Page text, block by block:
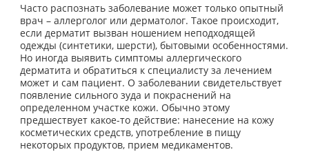
Часто распознать заболевание может только опытный
врач – аллерголог или дерматолог. Такое происходит,
если дерматит вызван ношением неподходящей
одежды (синтетики, шерсти), бытовыми особенностями.
Но иногда выявить симптомы аллергического
дерматита и обратиться к специалисту за лечением
может и сам пациент. О заболевании свидетельствует
появление сильного зуда и покраснений на
определенном участке кожи. Обычно этому
предшествует какое-то действие: нанесение на кожу
косметических средств, употребление в пищу
некоторых продуктов, прием медикаментов.